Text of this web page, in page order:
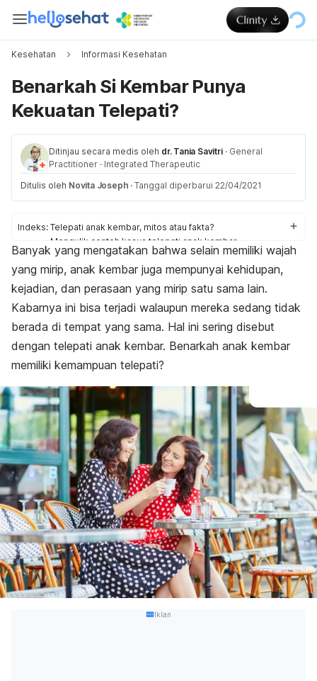
Kesehatan Informasi Kesehatan
Benarkah Si Kembar Punya
Kekuatan Telepati?
Ditinjau secara medis oleh dr. Tania Savitri · General
Practitioner · Integrated Therapeutic
Ditulis oleh Novita Joseph · Tanggal diperbarui 22/04/2021
Indeks: Telepati anak kembar, mitos atau fakta?
Mengulik contoh kasus telepati anak kembar
Namun, tidak ada bukti ilmiah yang bisa membuktikan
Boleh percaya atau tidak dengan telepati kembar
Banyak yang mengatakan bahwa selain memiliki wajah
yang mirip, anak kembar juga mempunyai kehidupan,
kejadian, dan perasaan yang mirip satu sama lain.
Kabarnya ini bisa terjadi walaupun mereka sedang tidak
berada di tempat yang sama. Hal ini sering disebut
dengan telepati anak kembar. Benarkah anak kembar
memiliki kemampuan telepati?
Iklan